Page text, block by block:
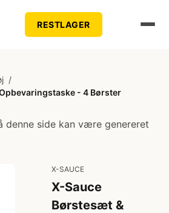
RESTLAGER
/
- 4 Børster
denne side kan være genereret
X-SAUCE
X-Sauce
Børstesæt &